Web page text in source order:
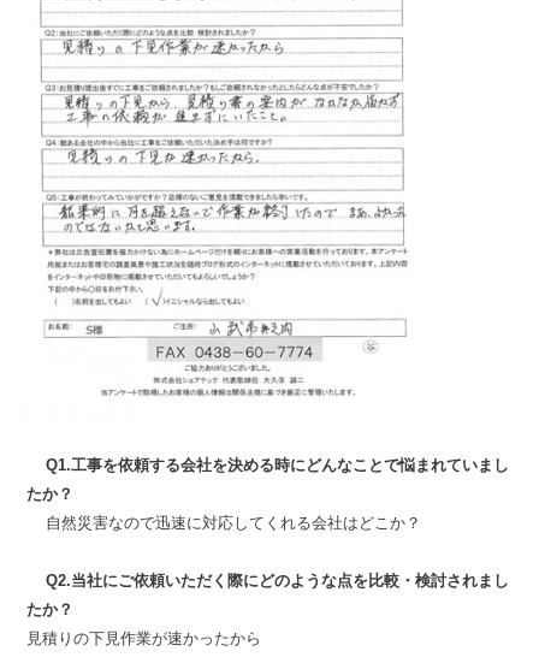
Q1.工事を依頼する会社を決める時にどんなことで悩まれていまし
たか？
自然災害なので迅速に対応してくれる会社はどこか？
Q2.当社にご依頼いただく際にどのような点を比較・検討されまし
たか？
見積りの下見作業が速かったから